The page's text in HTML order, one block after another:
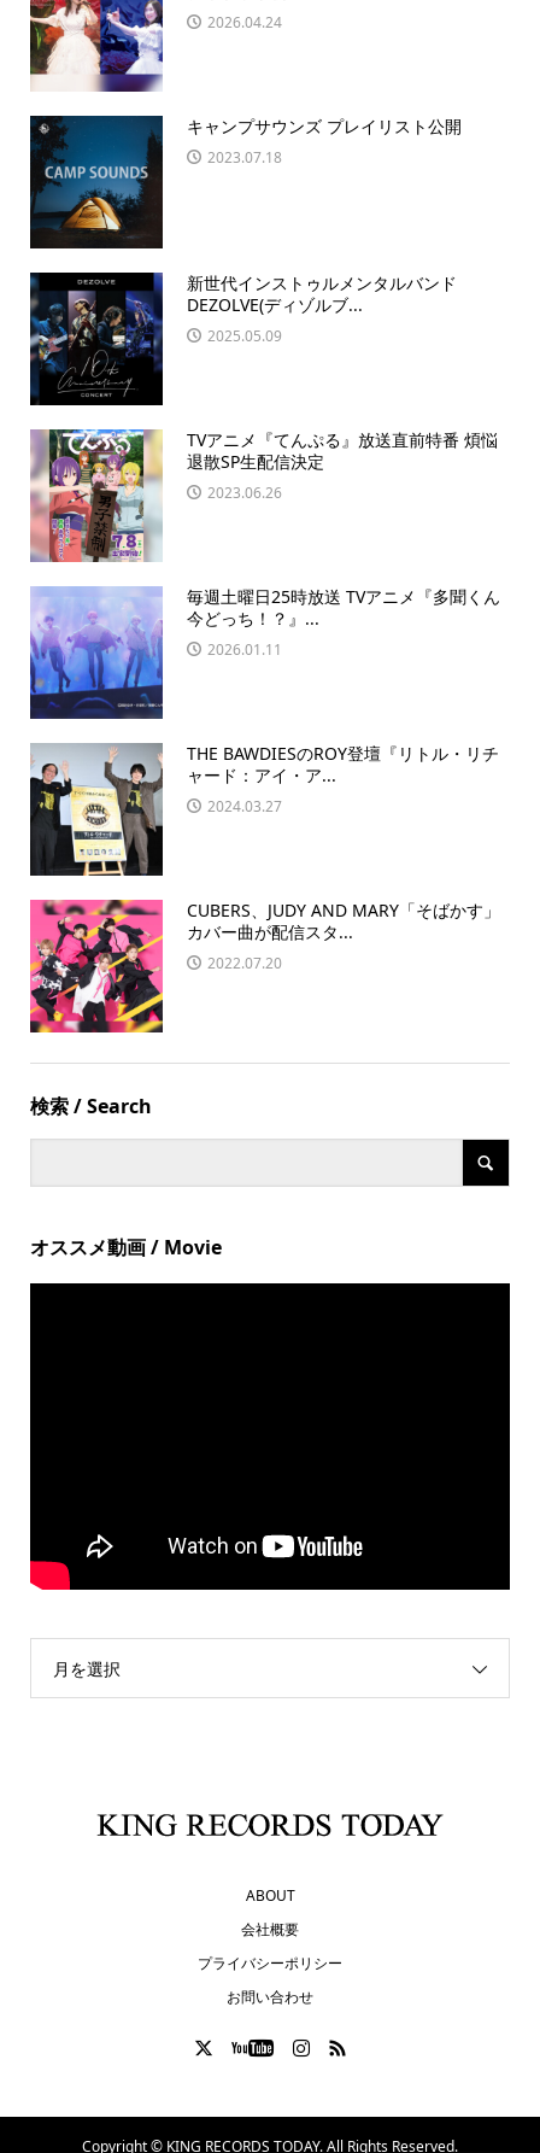
2026.04.24
キャンプサウンズ プレイリスト公開
2023.07.18
新世代インストゥルメンタルバンド
DEZOLVE(ディゾルブ...
2025.05.09
TVアニメ『てんぷる』放送直前特番 煩悩
退散SP生配信決定
2023.06.26
毎週土曜日25時放送 TVアニメ『多聞くん
今どっち！？』...
2026.01.11
THE BAWDIESのROY登壇『リトル・リチ
ャード：アイ・ア...
2024.03.27
CUBERS、JUDY AND MARY「そばかす」
カバー曲が配信スタ...
2022.07.20
検索 / Search
オススメ動画 / Movie
月を選択
ABOUT
会社概要
プライバシーポリシー
お問い合わせ
Copyright © KING RECORDS TODAY. All Rights Reserved.